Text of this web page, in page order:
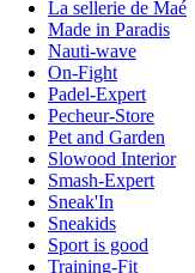
La sellerie de Maé
Made in Paradis
Nauti-wave
On-Fight
Padel-Expert
Pecheur-Store
Pet and Garden
Slowood Interior
Smash-Expert
Sneak'In
Sneakids
Sport is good
Training-Fit